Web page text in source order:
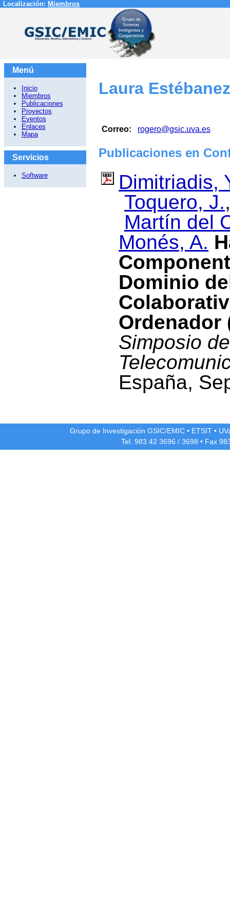
Localización: Miembros
Menú
Inicio
Miembros
Publicaciones
Proyectos
Eventos
Enlaces
Mapa
Servicios
Software
Laura
Correo: rogero@gsic.uva.es
Publicaciones en
Dimitriadis,
Toquero, J.
Martín del
Monés, A.
Dominio
Ordenador
Simposio
España,
Grupo de Investigación GSIC/EMIC • ETSIT •
Tel. 983 42 3696 / 3698 • Fax